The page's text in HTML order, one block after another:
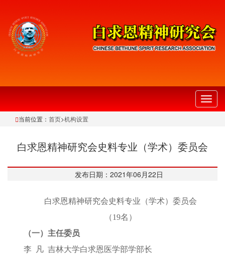
切
换
当前位置： 首页>机构设置
白求恩精神研究会史料专业（学术）委员会
发布日期：2021年06月22日
白求恩精神研究会史料专业（学术）委员会
（19名）
（一）主任委员
李 凡 吉林大学白求恩医学部学部长